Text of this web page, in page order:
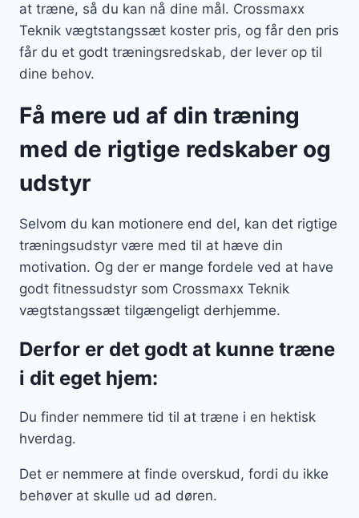
at træne, så du kan nå dine mål. Crossmaxx
Teknik vægtstangssæt koster pris, og får den pris
får du et godt træningsredskab, der lever op til
dine behov.
Få mere ud af din træning
med de rigtige redskaber og
udstyr
Selvom du kan motionere end del, kan det rigtige
træningsudstyr være med til at hæve din
motivation. Og der er mange fordele ved at have
godt fitnessudstyr som Crossmaxx Teknik
vægtstangssæt tilgængeligt derhjemme.
Derfor er det godt at kunne træne
i dit eget hjem:
Du finder nemmere tid til at træne i en hektisk
hverdag.
Det er nemmere at finde overskud, fordi du ikke
behøver at skulle ud ad døren.